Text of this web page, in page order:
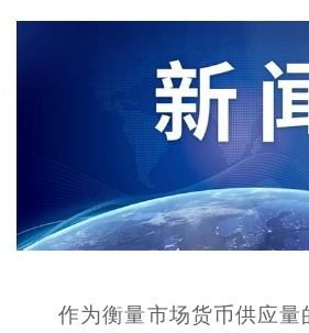
作为衡量市场货币供应量